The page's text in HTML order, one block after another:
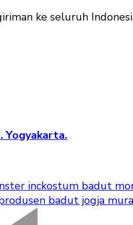
ke seluruh
Yogyakarta.
inckostum badut
badut jogja